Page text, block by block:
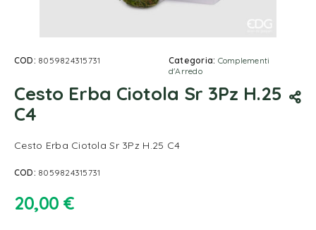
COD: 8059824315731 Categoria: Complementi
d'Arredo
Cesto Erba Ciotola Sr 3Pz H.25
C4
Cesto Erba Ciotola Sr 3Pz H.25 C4
COD: 8059824315731
20,00 €